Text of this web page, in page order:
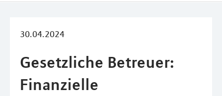
30.04.2024
Gesetzliche Betreuer:
Finanzielle